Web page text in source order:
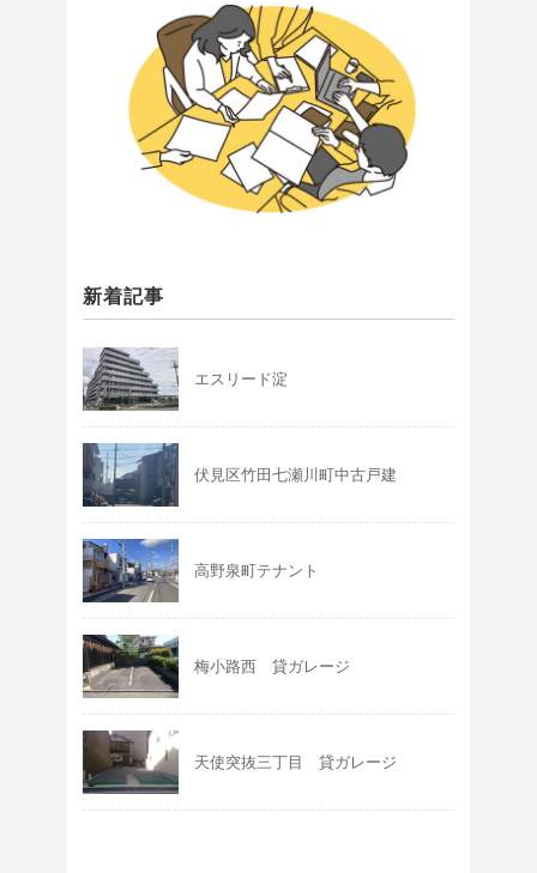
新着記事
エスリード淀
伏見区竹田七瀬川町中古戸建
高野泉町テナント
梅小路西 貸ガレージ
天使突抜三丁目 貸ガレージ